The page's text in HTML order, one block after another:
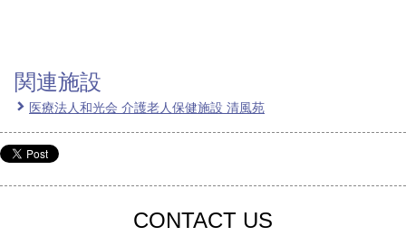
関連施設
医療法人和光会 介護老人保健施設 清風苑
CONTACT US